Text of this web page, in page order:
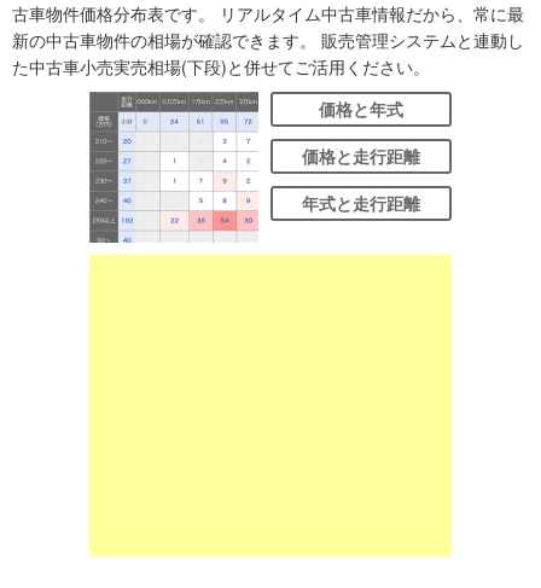
古車物件価格分布表です。 リアルタイム中古車情報だから、常に最
新の中古車物件の相場が確認できます。 販売管理システムと連動し
た中古車小売実売相場(下段)と併せてご活用ください。
価格と年式
価格と走行距離
年式と走行距離